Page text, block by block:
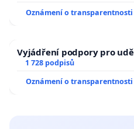
Oznámení o transparentnosti
Vyjádření podpory pro
1 728 podpisů
Oznámení o transparentnosti